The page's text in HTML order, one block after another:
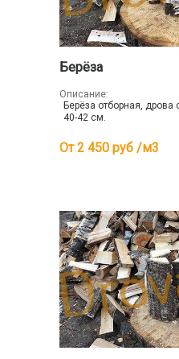
Берёза
Описание:
Берёза отборная,
40-42 см.
От 2 450 руб /м3